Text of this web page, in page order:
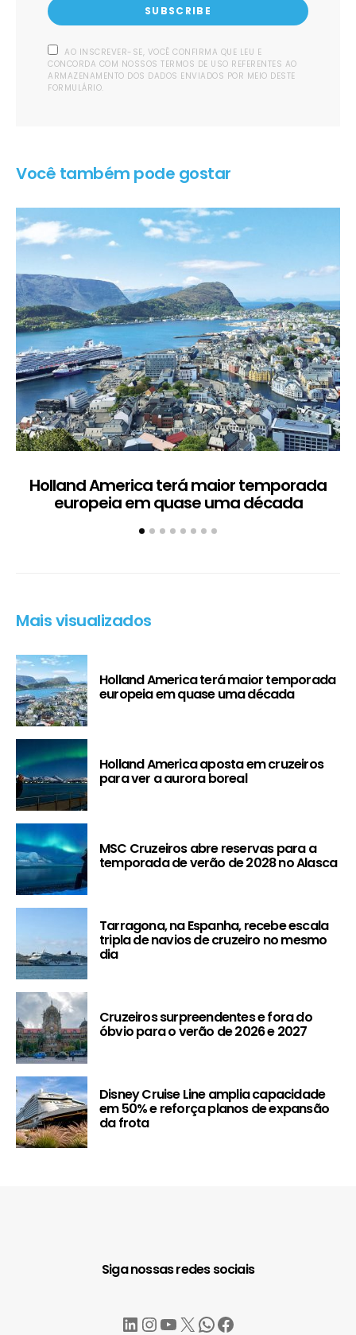
SUBSCRIBE
AO INSCREVER-SE, VOCÊ CONFIRMA QUE LEU E
CONCORDA COM NOSSOS TERMOS DE USO REFERENTES AO
ARMAZENAMENTO DOS DADOS ENVIADOS POR MEIO DESTE
FORMULÁRIO.
Você também pode gostar
Holland America terá maior temporada
europeia em quase uma década
Mais visualizados
Holland America terá maior temporada
europeia em quase uma década
Holland America aposta em cruzeiros
para ver a aurora boreal
MSC Cruzeiros abre reservas para a
temporada de verão de 2028 no Alasca
Tarragona, na Espanha, recebe escala
tripla de navios de cruzeiro no mesmo
dia
Cruzeiros surpreendentes e fora do
óbvio para o verão de 2026 e 2027
Disney Cruise Line amplia capacidade
em 50% e reforça planos de expansão
da frota
Siga nossas redes sociais
LinkedIn
Instagram
YouTube
X WhatsApp
Facebook